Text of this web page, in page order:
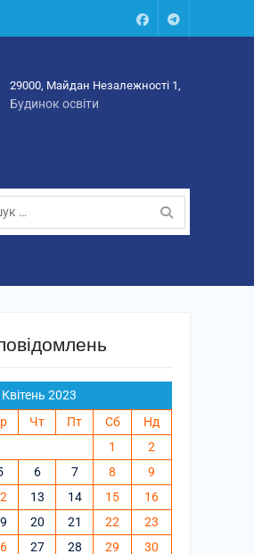
FacebookTalegram
29000, Майдан Незалежності 1,
Будинок освіти
Квітень 2023
Чт Пт Сб
Нд
1
2
6 7 8
9
13 14 15
16
20 21 22
23
27 28 29 30